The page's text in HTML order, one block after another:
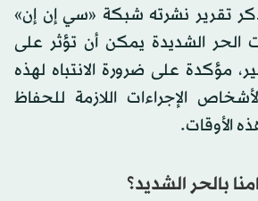
تقرير نشرته شبكة «سي إن إن»
الحر الشديدة يمكن أن تؤثر على
مؤكدة على ضرورة الانتباه لهذه
الإجراءات اللازمة للحفاظ
الأوقات.
بالحر الشديد؟